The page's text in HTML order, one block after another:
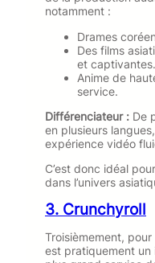
notamment :
Drames
Des films
et captivantes.
Anime de
service.
Différenciateur : De
en plusieurs
expérience vidéo
C’est donc idéal
dans l’univers
3. Crunchyroll
Troisièmement, pour
est pratiquement un